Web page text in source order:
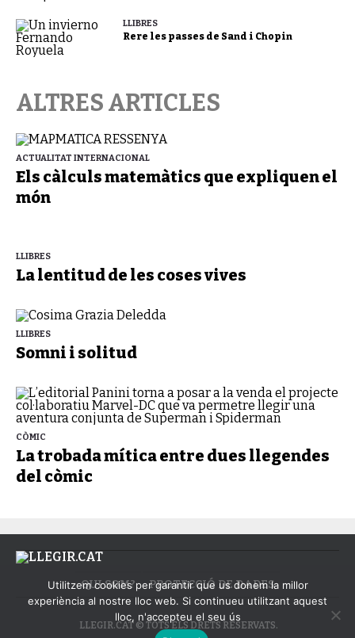
LLIBRES
Rere les passes de Sand i Chopin
ALTRES ARTICLES
ACTUALITAT INTERNACIONAL
Els càlculs matemàtics que expliquen el
món
LLIBRES
La lentitud de les coses vives
LLIBRES
Somni i solitud
CÒMIC
La trobada mítica entre dues llegendes
del còmic
QUI SOM? PROTECCIÓ DE DADES
LLEGIR.CAT © TOTS ELS DRETS RESERVATS.
Utilitzem cookies per garantir que us donem la millor
experiència al nostre lloc web. Si continueu utilitzant aquest
lloc, n'accepteu el seu ús